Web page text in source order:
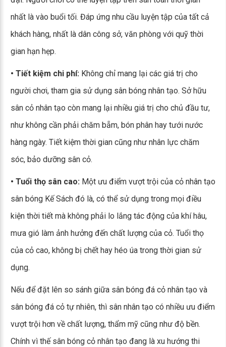
nhất là vào buổi tối. Đáp ứng nhu cầu luyện tập của tất cả
khách hàng, nhất là dân công sở, văn phòng với quỹ thời
gian hạn hẹp.
• Tiết kiệm chi phí: Không chỉ mang lại các giá trị cho
người chơi, tham gia sử dụng sân bóng nhân tạo. Sở hữu
sân cỏ nhân tạo còn mang lại nhiều giá trị cho chủ đầu tư,
như không cần phải chăm bẵm, bón phân hay tưới nước
hàng ngày. Tiết kiệm thời gian cũng như nhân lực chăm
sóc, bảo dưỡng sân cỏ.
• Tuổi thọ sân cao: Một ưu điểm vượt trội của cỏ nhân tạo
sân bóng Kế Sách đó là, có thể sử dụng trong mọi điều
kiện thời tiết mà không phải lo lắng tác động của khí hâu,
mưa gió làm ảnh hưởng đến chất lượng của cỏ. Tuổi thọ
của cỏ cao, không bị chết hay héo úa trong thời gian sử
dụng.
Nếu để đặt lên so sánh giữa sân bóng đá cỏ nhân tạo và
sân bóng đá cỏ tự nhiên, thì sân nhân tạo có nhiều ưu điểm
vượt trội hơn về chất lượng, thẩm mỹ cũng như độ bền.
Chính vì thế sân bóng cỏ nhân tạo đang là xu hướng thi